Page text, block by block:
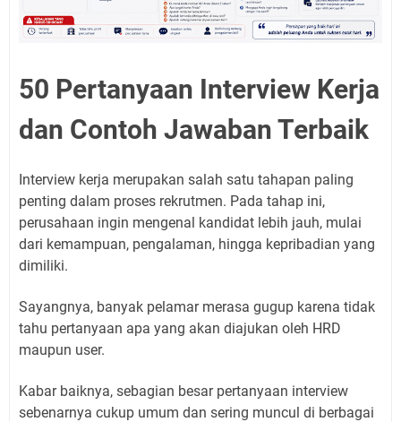
50 Pertanyaan Interview Kerja
dan Contoh Jawaban Terbaik
Interview kerja merupakan salah satu tahapan paling
penting dalam proses rekrutmen. Pada tahap ini,
perusahaan ingin mengenal kandidat lebih jauh, mulai
dari kemampuan, pengalaman, hingga kepribadian yang
dimiliki.
Sayangnya, banyak pelamar merasa gugup karena tidak
tahu pertanyaan apa yang akan diajukan oleh HRD
maupun user.
Kabar baiknya, sebagian besar pertanyaan interview
sebenarnya cukup umum dan sering muncul di berbagai